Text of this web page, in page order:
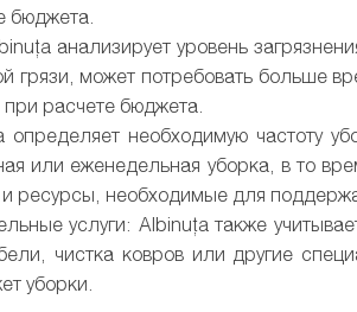
бюджета.
анализирует уровень
грязи, может потребовать больше
расчете бюджета.
определяет необходимую частоту
или еженедельная уборка, в то
ресурсы, необходимые для
услуги: Albinuța также
чистка ковров или другие
уборки.